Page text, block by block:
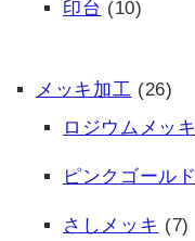
印台 (10)
メッキ加工 (26)
ロジウムメッキ
ピンクゴールド
さしメッキ (7)